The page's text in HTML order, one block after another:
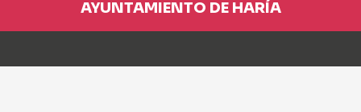
AYUNTAMIENTO DE HARÍA